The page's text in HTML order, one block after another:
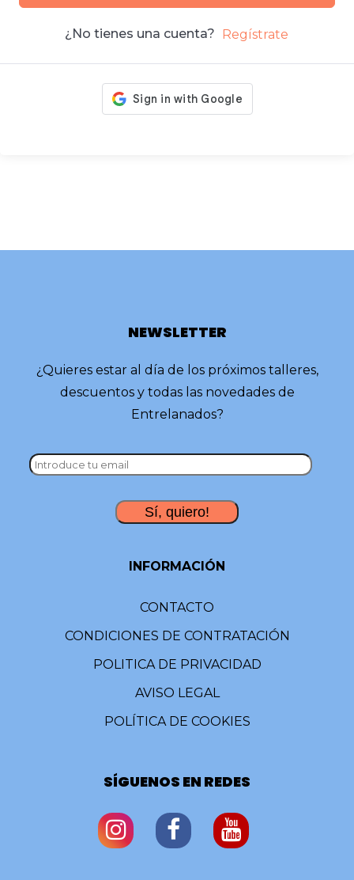
¿No tienes una cuenta? Regístrate
NEWSLETTER
¿Quieres estar al día de los próximos talleres,
descuentos y todas las novedades de
Entrelanados?
INFORMACIÓN
CONTACTO
CONDICIONES DE CONTRATACIÓN
POLITICA DE PRIVACIDAD
AVISO LEGAL
POLÍTICA DE COOKIES
SÍGUENOS EN REDES